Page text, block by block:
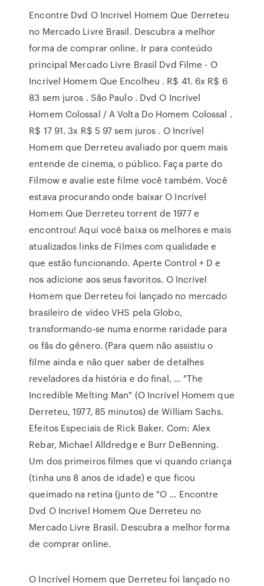
Encontre Dvd O Incrivel Homem Que Derreteu
no Mercado Livre Brasil. Descubra a melhor
forma de comprar online. Ir para conteúdo
principal Mercado Livre Brasil Dvd Filme - O
Incrível Homem Que Encolheu . R$ 41. 6x R$ 6
83 sem juros . São Paulo . Dvd O Incrível
Homem Colossal / A Volta Do Homem Colossal .
R$ 17 91. 3x R$ 5 97 sem juros . O Incrível
Homem que Derreteu avaliado por quem mais
entende de cinema, o público. Faça parte do
Filmow e avalie este filme você também. Você
estava procurando onde baixar O Incrível
Homem Que Derreteu torrent de 1977 e
encontrou! Aqui você baixa os melhores e mais
atualizados links de Filmes com qualidade e
que estão funcionando. Aperte Control + D e
nos adicione aos seus favoritos. O Incrível
Homem que Derreteu foi lançado no mercado
brasileiro de vídeo VHS pela Globo,
transformando-se numa enorme raridade para
os fãs do gênero. (Para quem não assistiu o
filme ainda e não quer saber de detalhes
reveladores da história e do final, … "The
Incredible Melting Man" (O Incrível Homem que
Derreteu, 1977, 85 minutos) de William Sachs.
Efeitos Especiais de Rick Baker. Com: Alex
Rebar, Michael Alldredge e Burr DeBenning.
Um dos primeiros filmes que vi quando criança
(tinha uns 8 anos de idade) e que ficou
queimado na retina (junto de "O … Encontre
Dvd O Incrivel Homem Que Derreteu no
Mercado Livre Brasil. Descubra a melhor forma
de comprar online.
O Incrível Homem que Derreteu foi lançado no